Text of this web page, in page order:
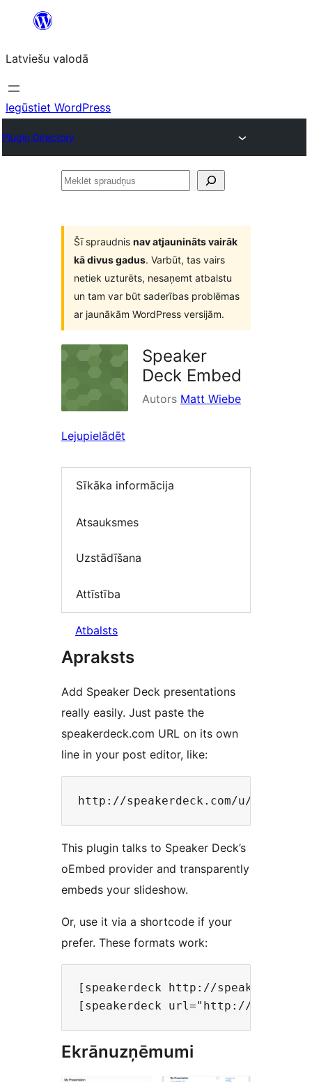
Pāriet
saturu
Latviešu valodā
Iegūstiet WordPress
Plugin Directory
Meklēt
Šī spraudnis nav atjaunināts vairāk
kā divus gadus. Varbūt, tas vairs
netiek uzturēts, nesaņemt atbalstu
un tam var būt saderības problēmas
ar jaunākām WordPress versijām.
Speaker
Deck Embed
Autors Matt Wiebe
Lejupielādēt
Sīkāka informācija
Atsauksmes
Uzstādīšana
Attīstība
Atbalsts
Apraksts
Add Speaker Deck presentations
really easily. Just paste the
speakerdeck.com URL on its own
line in your post editor, like:
This plugin talks to Speaker Deck’s
oEmbed provider and transparently
embeds your slideshow.
Or, use it via a shortcode if your
prefer. These formats work:
[speakerdeck http://
Ekrānuzņēmumi